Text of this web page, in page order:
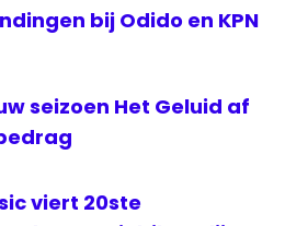
bij Odido en KPN
seizoen Het Geluid af
viert 20ste